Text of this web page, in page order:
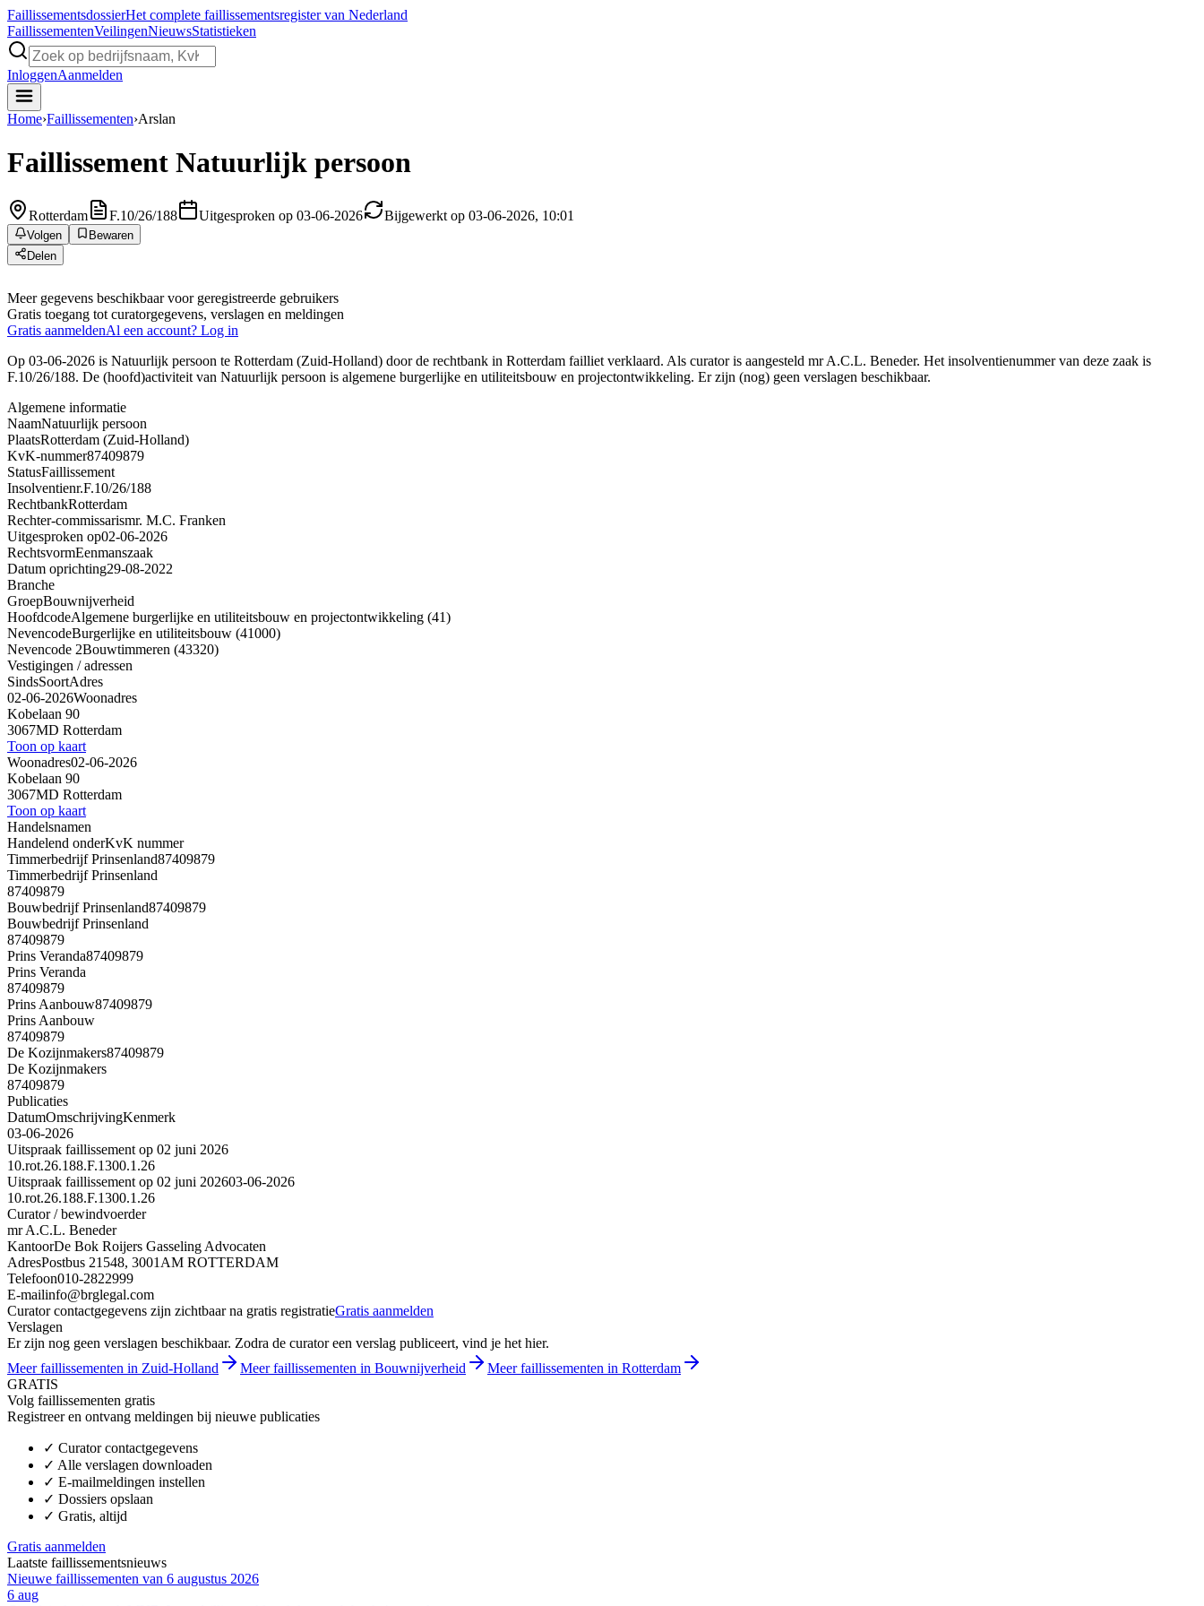
FaillissementsdossierHet complete faillissementsregister van Nederland
FaillissementenVeilingenNieuwsStatistieken
InloggenAanmelden
Home›Faillissementen›Arslan
Faillissement Natuurlijk persoon
Rotterdam F.10/26/188 Uitgesproken op 03-06-2026 Bijgewerkt op 03-06-2026, 10:01
Volgen
Bewaren
Delen
Meer gegevens beschikbaar voor geregistreerde gebruikers
Gratis toegang tot curatorgegevens, verslagen en meldingen
Gratis aanmeldenAl een account? Log in
Op 03-06-2026 is Natuurlijk persoon te Rotterdam (Zuid-Holland) door de rechtbank in Rotterdam failliet verklaard. Als curator is aangesteld mr A.C.L. Beneder. Het insolventienummer van deze zaak is
F.10/26/188. De (hoofd)activiteit van Natuurlijk persoon is algemene burgerlijke en utiliteitsbouw en projectontwikkeling. Er zijn (nog) geen verslagen beschikbaar.
Algemene informatie
NaamNatuurlijk persoon
PlaatsRotterdam (Zuid-Holland)
KvK-nummer87409879
StatusFaillissement
Insolventienr.F.10/26/188
RechtbankRotterdam
Rechter-commissarismr. M.C. Franken
Uitgesproken op02-06-2026
RechtsvormEenmanszaak
Datum oprichting29-08-2022
Branche
GroepBouwnijverheid
HoofdcodeAlgemene burgerlijke en utiliteitsbouw en projectontwikkeling (41)
NevencodeBurgerlijke en utiliteitsbouw (41000)
Nevencode 2Bouwtimmeren (43320)
Vestigingen / adressen
SindsSoortAdres
02-06-2026Woonadres
Kobelaan 90
3067MD Rotterdam
Toon op kaart
Woonadres02-06-2026
Kobelaan 90
3067MD Rotterdam
Toon op kaart
Handelsnamen
Handelend onderKvK nummer
Timmerbedrijf Prinsenland87409879
Timmerbedrijf Prinsenland
87409879
Bouwbedrijf Prinsenland87409879
Bouwbedrijf Prinsenland
87409879
Prins Veranda87409879
Prins Veranda
87409879
Prins Aanbouw87409879
Prins Aanbouw
87409879
De Kozijnmakers87409879
De Kozijnmakers
87409879
Publicaties
DatumOmschrijvingKenmerk
03-06-2026
Uitspraak faillissement op 02 juni 2026
10.rot.26.188.F.1300.1.26
Uitspraak faillissement op 02 juni 202603-06-2026
10.rot.26.188.F.1300.1.26
Curator / bewindvoerder
mr A.C.L. Beneder
KantoorDe Bok Roijers Gasseling Advocaten
AdresPostbus 21548, 3001AM ROTTERDAM
Telefoon010-2822999
E-mailinfo@brglegal.com
Curator contactgegevens zijn zichtbaar na gratis registratieGratis aanmelden
Verslagen
Er zijn nog geen verslagen beschikbaar. Zodra de curator een verslag publiceert, vind je het hier.
Meer faillissementen in Zuid-Holland
Meer faillissementen in Bouwnijverheid
Meer faillissementen in Rotterdam
GRATIS
Volg faillissementen gratis
Registreer en ontvang meldingen bij nieuwe publicaties
✓ Curator contactgegevens
✓ Alle verslagen downloaden
✓ E-mailmeldingen instellen
✓ Dossiers opslaan
✓ Gratis, altijd
Gratis aanmelden
Laatste faillissementsnieuws
Nieuwe faillissementen van 6 augustus 2026
6 aug